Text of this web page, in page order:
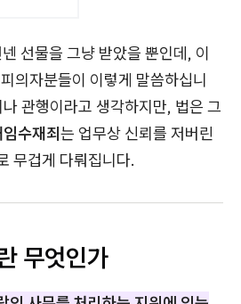
선물을 그냥 받았을 뿐인데, 이
의자분들이 이렇게 말씀하십니
관행이라고 생각하지만, 법은 그
임수재죄는 업무상 신뢰를 저버린
무겁게 다뤄집니다.
무엇인가